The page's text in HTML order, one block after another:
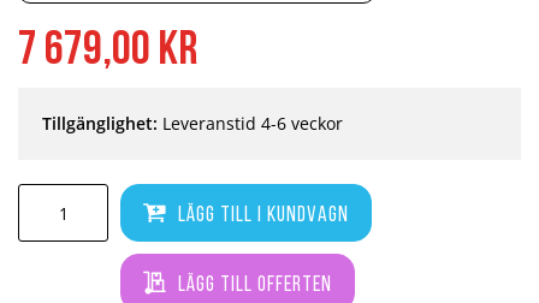
7 679,00 kr
Lägg till i kundvagn
Lägg till offerten
Tillgänglighet: Leveranstid 4-6 veckor